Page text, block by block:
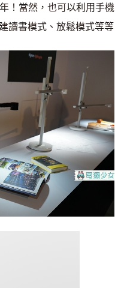
！當然，也可以利用手機
讀書模式、放鬆模式等等